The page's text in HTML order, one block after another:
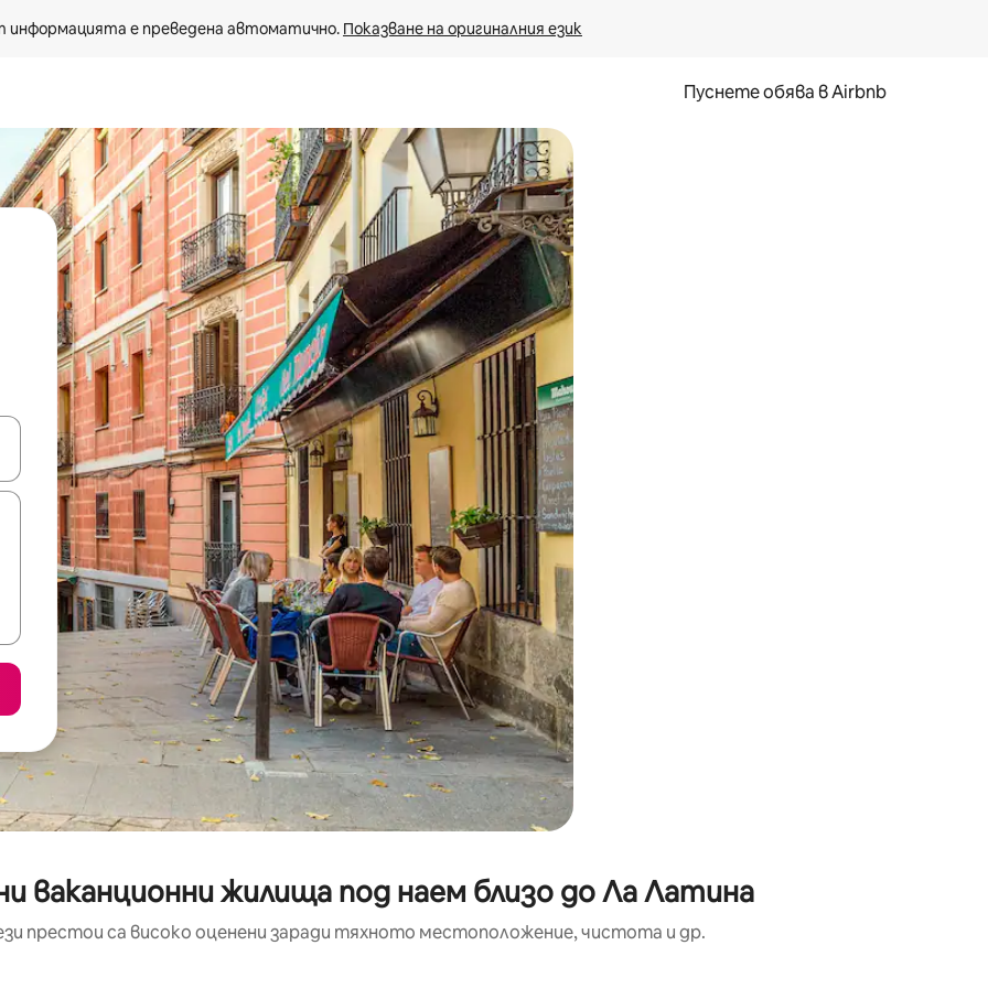
информацията е преведена автоматично. Показване на оригиналния език
Пуснете обява в Airbnb
със стрелки нагоре и надолу или навигирайте с докосване или плъзгане.
ваканционни жилища под наем близо до Ла Латина
престои са високо оценени заради тяхното местоположение, чистота и др.